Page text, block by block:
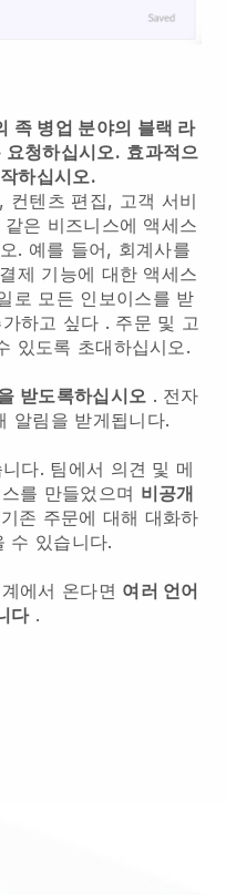
족 병업 분야의 블랙 라
요청하십시오. 효과적으
하십시오.
컨텐츠 편집, 고객 서비
은 비즈니스에 액세스
. 예를 들어, 회계사를
제 기능에 대한 액세스
로 모든 인보이스를 받
하고 싶다 . 주문 및 고
있도록 초대하십시오.
받도록하십시오 . 전자
알림을 받게됩니다.
다. 팀에서 의견 및 메
를 만들었으며 비공개
존 주문에 대해 대화하
수 있습니다.
에서 온다면 여러 언어
다.